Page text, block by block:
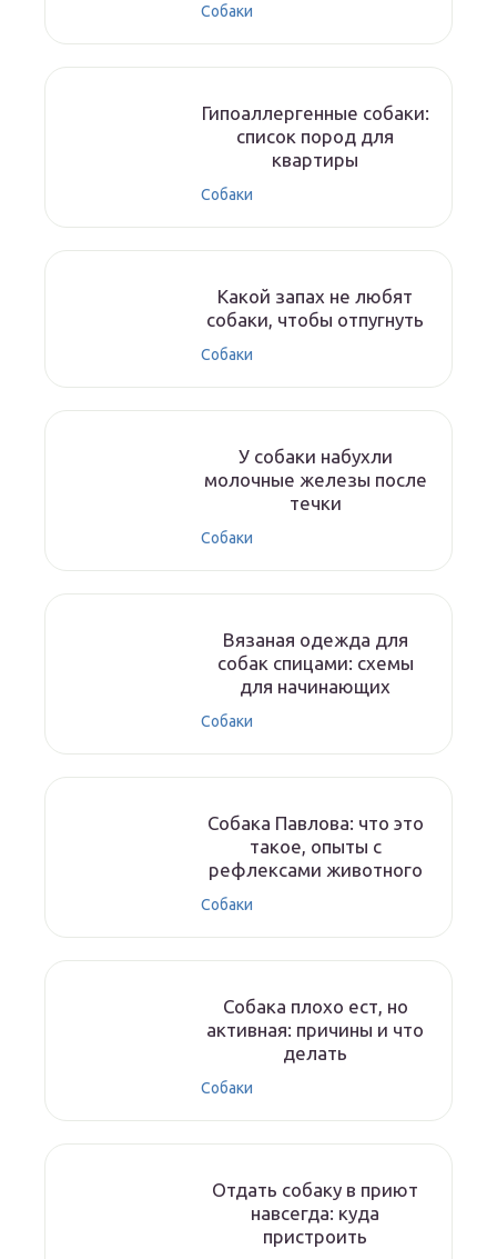
Собаки
Гипоаллергенные собаки:
список пород для
квартиры
Собаки
Какой запах не любят
собаки, чтобы отпугнуть
Собаки
У собаки набухли
молочные железы после
течки
Собаки
Вязаная одежда для
собак спицами: схемы
для начинающих
Собаки
Собака Павлова: что это
такое, опыты с
рефлексами животного
Собаки
Собака плохо ест, но
активная: причины и что
делать
Собаки
Отдать собаку в приют
навсегда: куда
пристроить